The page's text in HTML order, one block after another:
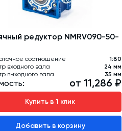
редуктор NMRV090-50-
соотношение
1:80
входного вала
24 мм
выходного вала
35 мм
от 11,286 ₽
Купить в 1 клик
Добавить в корзину